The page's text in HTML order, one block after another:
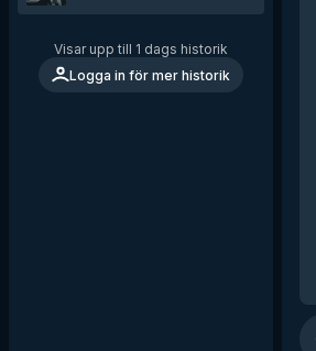
Visar upp till 1 dags historik
Logga in för mer historik